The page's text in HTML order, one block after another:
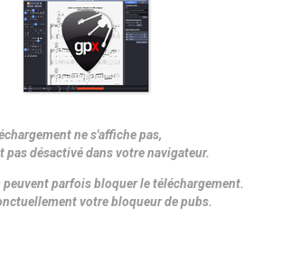
ne s'affiche pas,
pas désactivé dans votre navigateur.
parfois bloquer le téléchargement.
votre bloqueur de pubs.